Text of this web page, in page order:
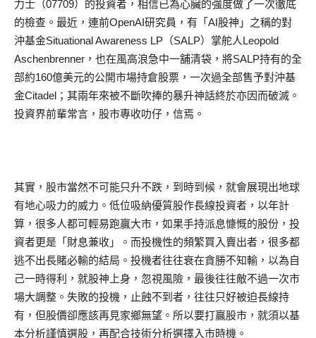
力士（07709）的投資者，相信已為心臟的強度做了一次徹底
的檢查。最近，連前OpenAI研究員，有「AI股神」之稱的對
沖基金Situational Awareness LP（SALP）掌舵人Leopold
Aschenbrenner，也在風高浪急中一舖清袋，將SALP持有的全
部約160億美元的公開市場持倉股票，一次過全部售予對沖基
金Citadel；其兩年來被不斷吹捧的暴升神話終於亦因而破滅。
投資界前輩常言，股市專收叻仔，信焉。
其實，股市當然不可能只升不跌，到時到候，就會展現出地球
有地心吸力的威力。低位吸納優質股作長線投資者，以年計
算，很多人都可輕易跑贏大市，如果手持派息慷慨的股份，投
資者更是「財息兼收」。而投機性的頻繁買入賣出者，很多都
逃不出長賭必輸的結局。投機者往往衰在貪勝不知輸，以為自
己一時得利，就股神上身，忽視風險，最後往往敵不過一次市
場大調整。失敗的投機，止蝕不到者，往往只好被迫長線持
有，但股價卻應該再見家鄉無望。所以要打贏股市，就須以基
本分析謹慎選股，再配合技術分析選擇入市時機。